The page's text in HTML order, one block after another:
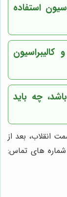
استفاده
چه باید
انقلاب، بعد از
دکتر هوشیار ، پلاک 472 ، طبقه 2 ، واحد 6 شماره های تماس: